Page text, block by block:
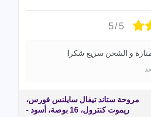
5/5
و الشحن سريع شكرا
مروحة ستاند تيفال سايلنس فورس،
ريموت كنترول، 16 بوصة، أسود -